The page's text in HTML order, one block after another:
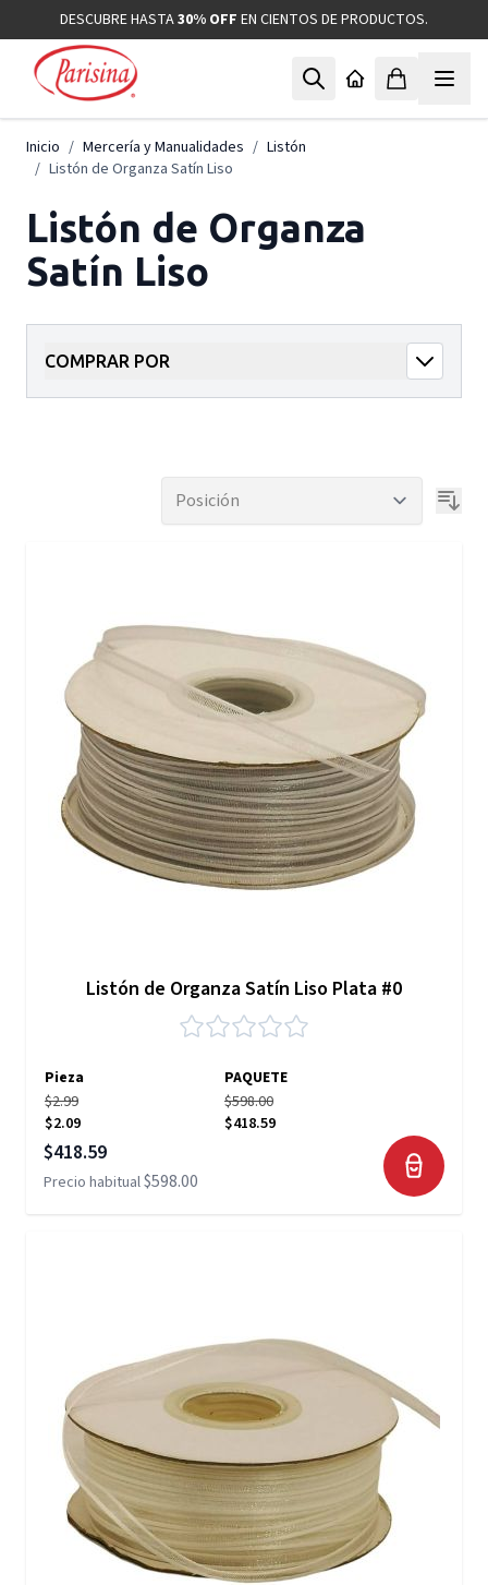
Ir al contenidoDESCUBRE HASTA30% OFF EN CIENTOS DE PRODUCTOS.
Inicio / Mercería y Manualidades / Listón
/ Listón de Organza Satín Liso
Listón de Organza
Satín Liso
COMPRAR POR
Listón de Organza Satín Liso Plata #0
Pieza
PAQUETE
$2.99
$2.09
$598.00
$418.59
Precio especial
$418.59
Precio habitual$598.00